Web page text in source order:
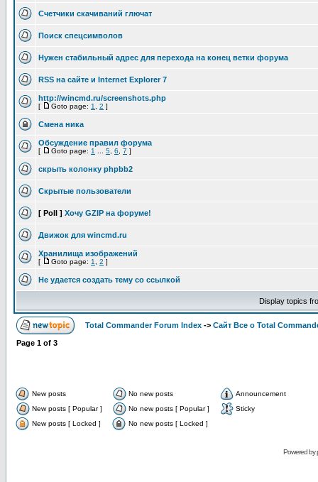
Счетчики скачиваний глючат
Поиск спецсимволов
Нужен стабильный адрес для перехода на конец ветки форума
RSS на сайте и Internet Explorer 7
http://wincmd.ru/screenshots.php
[ Goto page: 1 2 ]
Смена ника
Обсуждение правил форума
[ Goto page: 1 5 6 7 ]
скрыть колонку phpbb2
Скрытые пользователи
[ Poll ] Хочу GZIP на форуме!
Движок для wincmd.ru
Хранилища изображений
[ Goto page: 1 2 ]
Не удается создать тему со ссылкой
Display topics
Total Commander Forum Index -> Сайт Все о Total
Page 1 of 3
New posts No new posts
Announcement
New posts [ Popular ]
No new posts [ Popular ]
Sticky
New posts [ Locked ]
No new posts [ Locked ]
Powered by